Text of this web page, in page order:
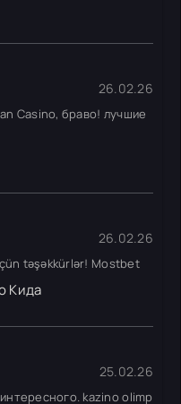
26.02.26
Casino, браво! лучшие
26.02.26
təşəkkürlər! Mostbet
Кида
25.02.26
kazino olimp